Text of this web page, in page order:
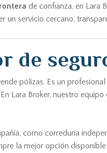
de confianza, en Lara
servicio cercano,
de
pólizas. Es un
Lara Broker, nuestro
como correduría
la mejor opción